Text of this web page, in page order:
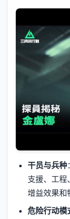
干员与兵种
支援、工程
增益效果和
危险行动模